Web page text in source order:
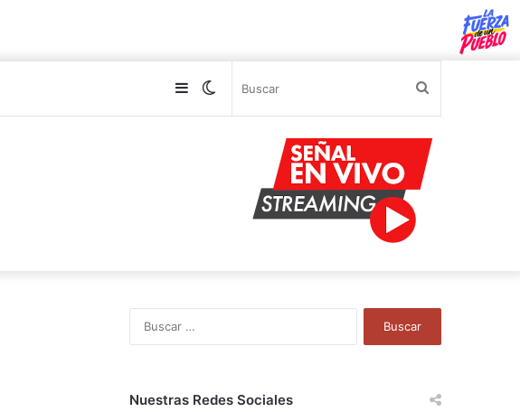
Switch
Sidebar
Nuestras Redes Sociales